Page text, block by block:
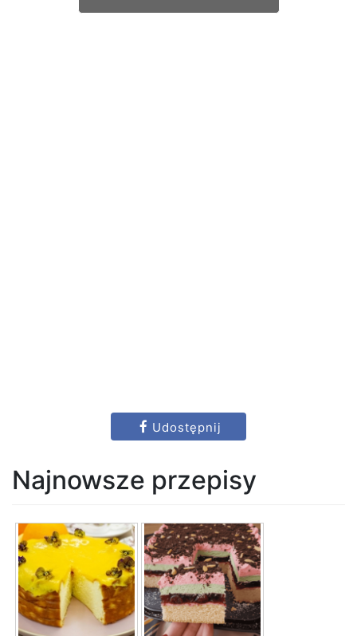
Udostępnij
Najnowsze przepisy